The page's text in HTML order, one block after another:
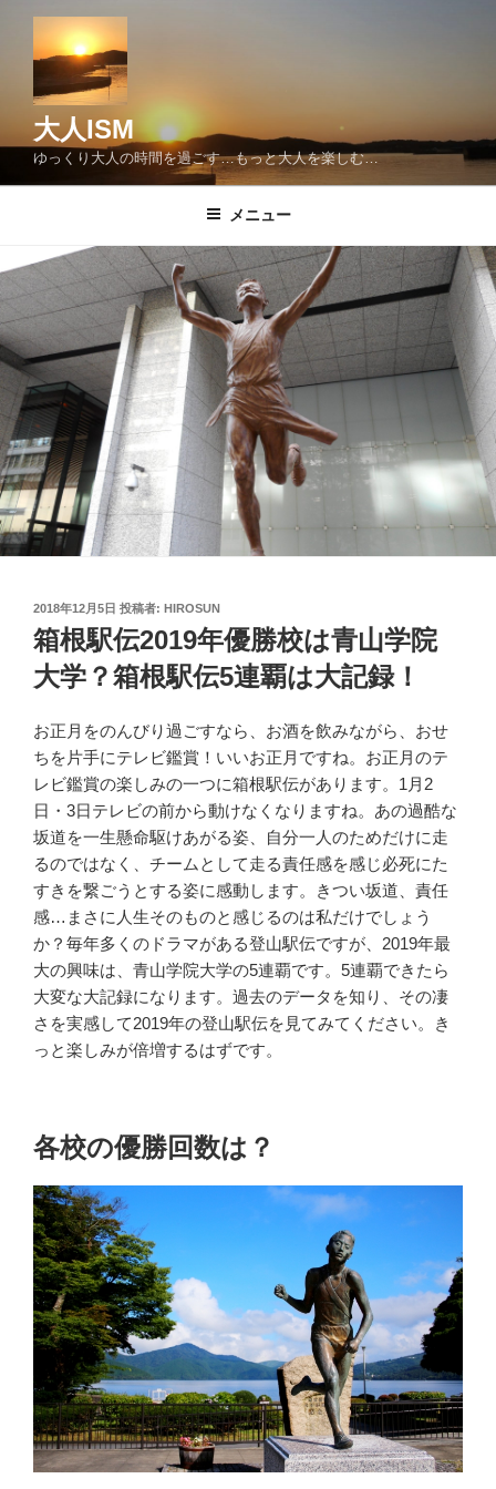
へ
大人ISM
ゆっくり大人の時間を過ごす…もっと大人を楽しむ…
メニュー
投
稿
日:
2018年12月5日 投稿者: HIROSUN
箱根駅伝2019年優勝校は青山学院
大学？箱根駅伝5連覇は大記録！
お正月をのんびり過ごすなら、お酒を飲みながら、おせ
ちを片手にテレビ鑑賞！いいお正月ですね。お正月のテ
レビ鑑賞の楽しみの一つに箱根駅伝があります。1月2
日・3日テレビの前から動けなくなりますね。あの過酷な
坂道を一生懸命駆けあがる姿、自分一人のためだけに走
るのではなく、チームとして走る責任感を感じ必死にた
すきを繋ごうとする姿に感動します。きつい坂道、責任
感…まさに人生そのものと感じるのは私だけでしょう
か？毎年多くのドラマがある登山駅伝ですが、2019年最
大の興味は、青山学院大学の5連覇です。5連覇できたら
大変な大記録になります。過去のデータを知り、その凄
さを実感して2019年の登山駅伝を見てみてください。き
っと楽しみが倍増するはずです。
各校の優勝回数は？